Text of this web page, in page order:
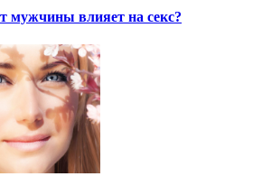
мужчины влияет на секс?